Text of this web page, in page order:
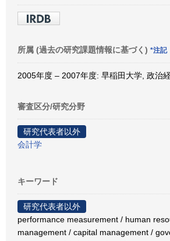
所属 (過去の研究課題情報に基づく) *注記
2005年度 – 2007年度: 早稲田大学, 政治
審査区分/研究分野
研究代表者以外
会計学
キーワード
研究代表者以外
performance measurement / human
management / capital management /